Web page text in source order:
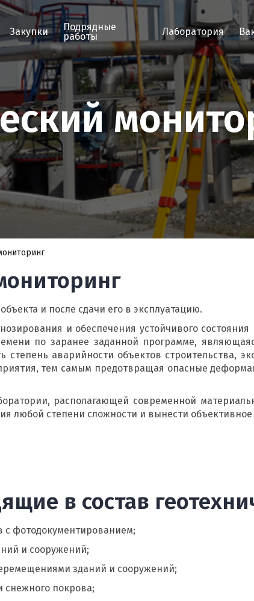
Закупки
Подрядные
работы
Лаборатория
и после сдачи его в эксплуатацию.
и обеспечения устойчивого
по заранее заданной программе,
степень аварийности объектов строительства,
тем самым предотвращая опасные
располагающей современной
любой степени сложности и вынести
в состав
с фотодокументированием;
и сооружений;
зданий и сооружений;
снежного покрова;